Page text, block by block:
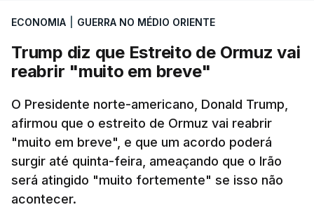
ECONOMIA GUERRA NO MÉDIO ORIENTE
Trump diz que Estreito de Ormuz vai
reabrir "muito em breve"
O Presidente norte-americano, Donald Trump,
afirmou que o estreito de Ormuz vai reabrir
"muito em breve", e que um acordo poderá
surgir até quinta-feira, ameaçando que o Irão
será atingido "muito fortemente" se isso não
acontecer.